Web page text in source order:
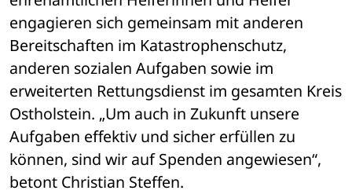
engagieren sich gemeinsam mit anderen
Bereitschaften im Katastrophenschutz,
anderen sozialen Aufgaben sowie im
erweiterten Rettungsdienst im gesamten Kreis
Ostholstein. „Um auch in Zukunft unsere
Aufgaben effektiv und sicher erfüllen zu
können, sind wir auf Spenden angewiesen“,
betont Christian Steffen.